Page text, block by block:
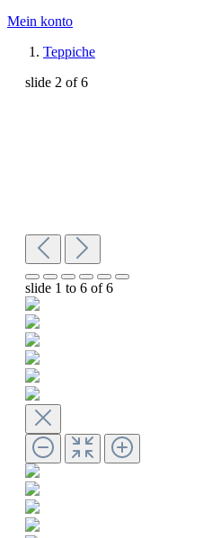
Mein konto
Teppiche
slide 2 of 6
slide 1 to 6 of 6